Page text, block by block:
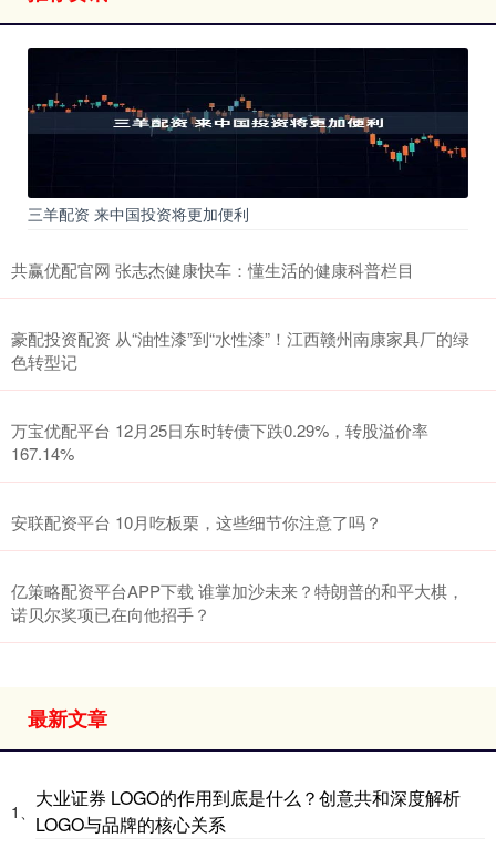
三羊配资 来中国投资将更加便利
共赢优配官网 张志杰健康快车：懂生活的健康科普栏目
豪配投资配资 从“油性漆”到“水性漆”！江西赣州南康家具厂的绿
色转型记
万宝优配平台 12月25日东时转债下跌0.29%，转股溢价率
167.14%
安联配资平台 10月吃板栗，这些细节你注意了吗？
亿策略配资平台APP下载 谁掌加沙未来？特朗普的和平大棋，
诺贝尔奖项已在向他招手？
最新文章
1、
大业证券 LOGO的作用到底是什么？创意共和深度解析
LOGO与品牌的核心关系